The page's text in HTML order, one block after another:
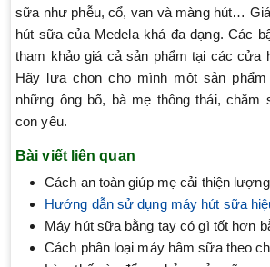
sữa như phễu, cổ, van và màng hút…
hút sữa của Medela khá đa dạng. Các
tham khảo giá cả sản phẩm tại các cửa
Hãy lựa chọn cho mình một sản
những ông bố, bà mẹ thông thái, chăm
con yêu.
Bài viết liên quan
Cách an toàn giúp mẹ cải thiện
Hướng dẫn sử dụng máy hút sữa
Máy hút sữa bằng tay có gì tốt hơn
Cách phân loại máy hâm sữa theo